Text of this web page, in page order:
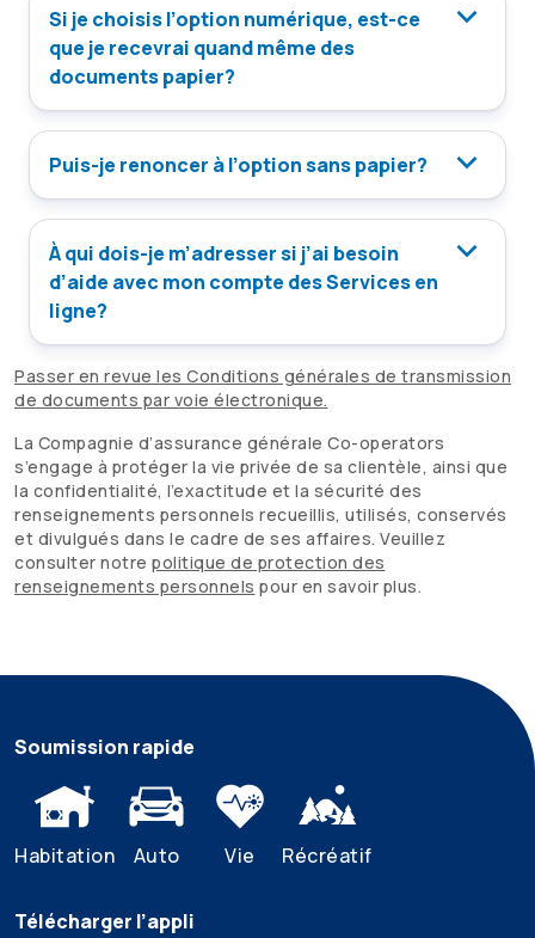
Si je choisis l’option numérique, est-ce
que je recevrai quand même des
documents papier?
Puis-je renoncer à l’option sans papier?
À qui dois-je m’adresser si j’ai besoin
d’aide avec mon compte des Services en
ligne?
Passer en revue les Conditions générales de transmission
de documents par voie électronique.
La Compagnie d’assurance générale Co-operators
s’engage à protéger la vie privée de sa clientèle, ainsi que
la confidentialité, l’exactitude et la sécurité des
renseignements personnels recueillis, utilisés, conservés
et divulgués dans le cadre de ses affaires. Veuillez
consulter notre politique de protection des
renseignements personnels pour en savoir plus.
Soumission rapide
Habitation Auto Vie Récréatif
Télécharger l’appli